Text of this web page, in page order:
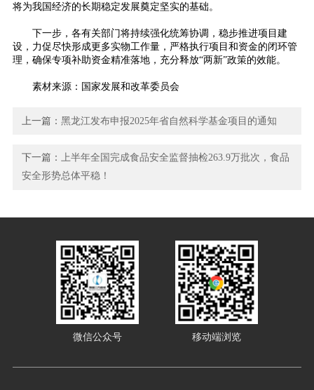
将为我国经济的长期稳定发展奠定坚实的基础。
下一步，各有关部门将持续强化统筹协调，稳步推进项目建
设，力促尽快形成更多实物工作量，严格执行项目和资金的闭环管
理，确保专项补助资金精准落地，充分释放“两新”政策的效能。
素材来源：国家发展和改革委员会
上一篇：黑龙江发布申报2025年省自然科学基金项目的通知
下一篇：上半年全国完成食品安全监督抽检263.9万批次，食品
安全形势总体平稳！
微信公众号 移动端浏览